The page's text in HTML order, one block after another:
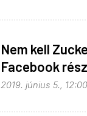
Nem kell
Facebook
2019. június 5., 12:00